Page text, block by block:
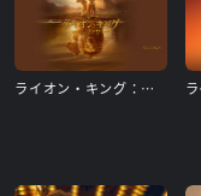
ライオン・キング：ムファサ